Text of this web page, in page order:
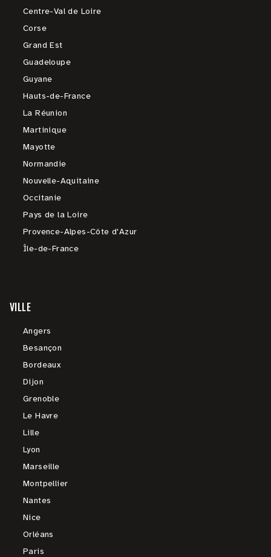
Centre-Val de Loire
Corse
Grand Est
Guadeloupe
Guyane
Hauts-de-France
La Réunion
Martinique
Mayotte
Normandie
Nouvelle-Aquitaine
Occitanie
Pays de la Loire
Provence-Alpes-Côte d'Azur
Île-de-France
VILLE
Angers
Besançon
Bordeaux
Dijon
Grenoble
Le Havre
Lille
Lyon
Marseille
Montpellier
Nantes
Nice
Orléans
Paris